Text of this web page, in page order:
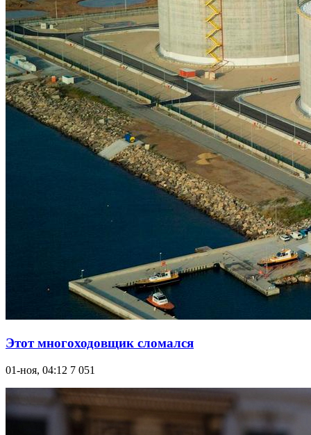
Этот многоходовщик сломался
01-ноя, 04:12 7 051